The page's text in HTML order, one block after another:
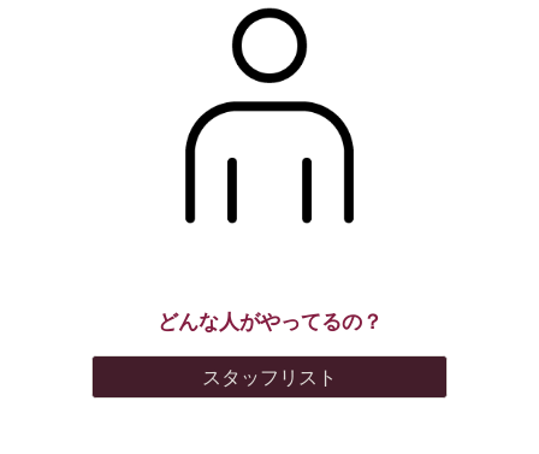
どんな人がやってるの？
スタッフリスト